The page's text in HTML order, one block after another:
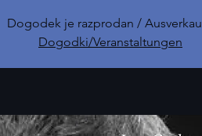
Dogodek je razprodan /
Dogodki/Veranstaltungen